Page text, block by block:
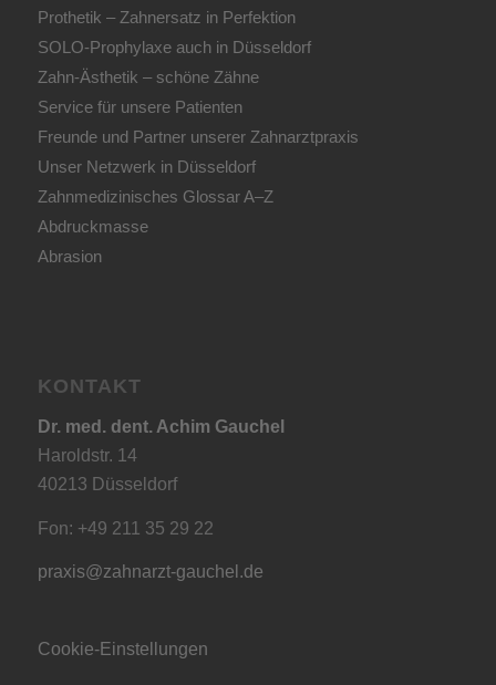
Prothetik – Zahnersatz in Perfektion
SOLO-Prophylaxe auch in Düsseldorf
Zahn-Ästhetik – schöne Zähne
Service für unsere Patienten
Freunde und Partner unserer Zahnarztpraxis
Unser Netzwerk in Düsseldorf
Zahnmedizinisches Glossar A–Z
Abdruckmasse
Abrasion
KONTAKT
Dr. med. dent. Achim Gauchel
Haroldstr. 14
40213 Düsseldorf
Fon: +49 211 35 29 22
praxis@zahnarzt-gauchel.de
Cookie-Einstellungen